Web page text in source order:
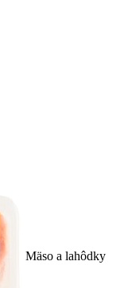
Mäso a lahôdky